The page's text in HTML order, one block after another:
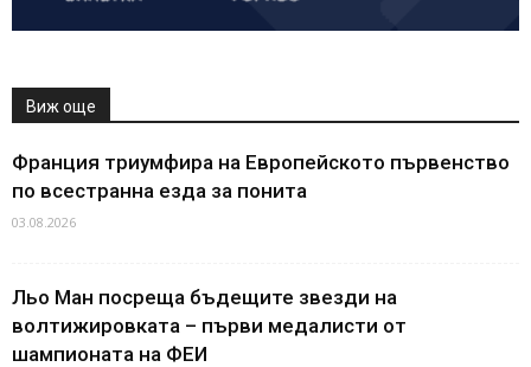
Виж още
Франция триумфира на Европейското първенство
по всестранна езда за понита
03.08.2026
Льо Ман посреща бъдещите звезди на
волтижировката – първи медалисти от
шампионата на ФЕИ